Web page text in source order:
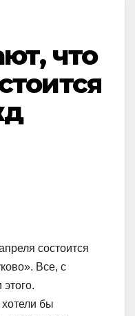
что
состоится
Все, с
бы